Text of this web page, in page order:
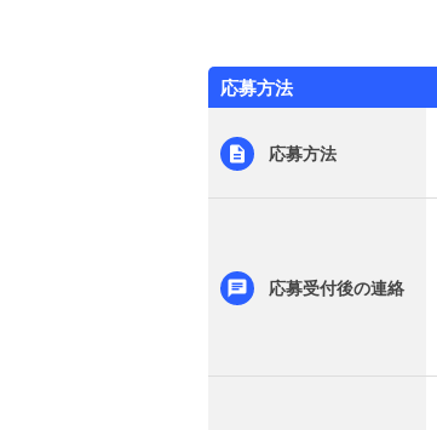
応募方法
応募方法
応募受付後の連絡